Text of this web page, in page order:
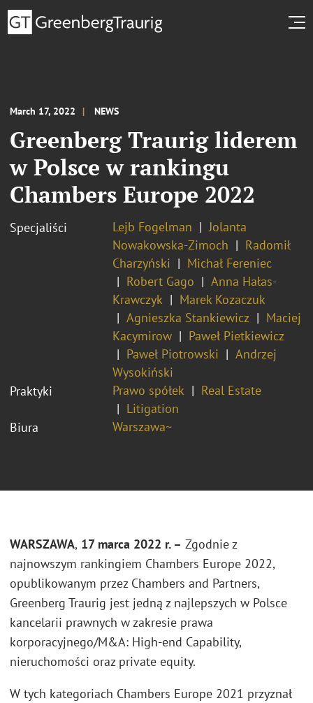
March 17, 2022 NEWS
Greenberg Traurig liderem
w Polsce w rankingu
Chambers Europe 2022
Specjaliści Lejb Fogelman
Jolanta
Nowakowska-Zimoch
Radomił
Charzyński
Michał Fereniec
Robert Gago
Anna Hałas-
Krawczyk
Marek Kozaczuk
Agnieszka Stankiewicz
Maciej
Kacymirow
Paweł Pietkiewicz
Paweł Piotrowski
Andrzej
Wysokiński
Praktyki
Prawo spółek
Real Estate
Litigation
Biura
Warszawa~
WARSZAWA, 17 marca 2022 r. – Zgodnie z
najnowszym rankingiem Chambers Europe 2022,
opublikowanym przez Chambers and Partners,
Greenberg Traurig jest jedną z najlepszych w Polsce
kancelarii prawnych w zakresie prawa
korporacyjnego/M&A: High-end Capability,
nieruchomości oraz private equity.
W tych kategoriach Chambers Europe 2021 przyznał